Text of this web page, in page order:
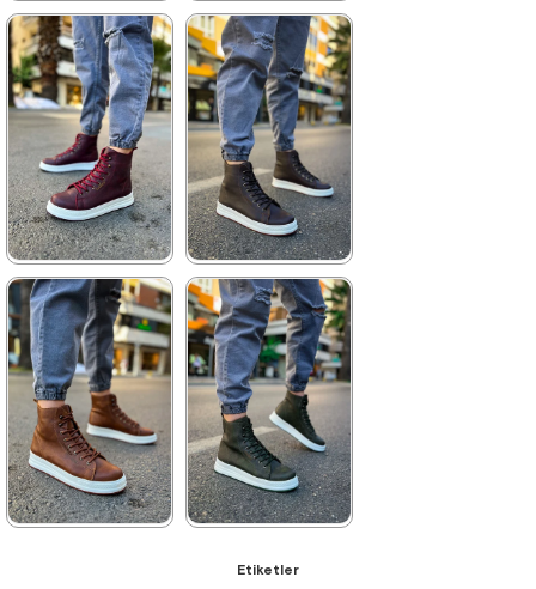
★ ★ ★ ★ ★
3.740,00 ₺
5.423,00 ₺
%31İndirim
Ücretsiz
Kargo
★ ★ ★ ★
3.960,00 ₺
5.742,00 ₺
%31İndirim
★ ★ ★ ★ ★
3.740,00 ₺
5.423,00 ₺
%31İndirim
Ücretsiz
Kargo
★ ★ ★ ★ ★
3.740,00 ₺
5.423,00 ₺
%31İndirim
Ücretsiz
Kargo
★ ★ ★
Etiketler